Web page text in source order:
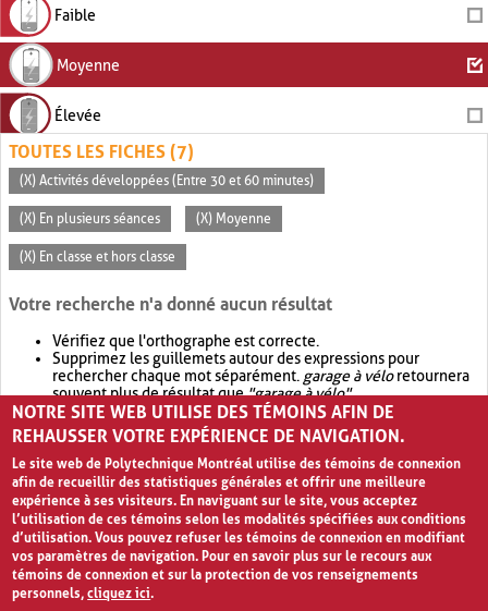
Faible
Moyenne
Élevée
TOUTES LES FICHES (7)
(X) Activités développées (Entre 30 et 60 minutes)
(X) En plusieurs séances (X) Moyenne
(X) En classe et hors classe
Votre recherche n'a donné aucun résultat
Vérifiez que l'orthographe est correcte.
Supprimez les guillemets autour des expressions pour
rechercher chaque mot séparément. garage à véloretournera
souvent plus de résultat que"garage à vélo".
Envisagez d'élargir votre recherche avec OR.garage OR vélo
retournera souvent plus de résultat quegarage à vélo
NOTRE SITE WEB UTILISE DES TÉMOINS AFIN DE
REHAUSSER VOTRE EXPÉRIENCE DE NAVIGATION.
Le site web de Polytechnique Montréal utilise des témoins de connexion
afin de recueillir des statistiques générales et offrir une meilleure
expérience à ses visiteurs. En naviguant sur le site, vous acceptez
l’utilisation de ces témoins selon les modalités spécifiées aux conditions
d’utilisation. Vous pouvez refuser les témoins de connexion en modifiant
vos paramètres de navigation. Pour en savoir plus sur le recours aux
témoins de connexion et sur la protection de vos renseignements
personnels,cliquez ici.